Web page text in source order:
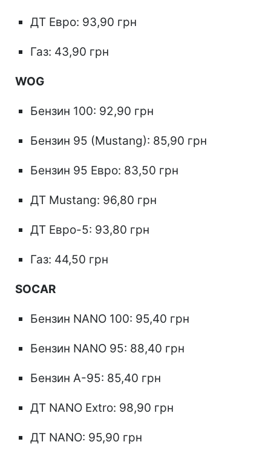
ДТ Евро: 93,90 грн
Газ: 43,90 грн
WOG
Бензин 100: 92,90 грн
Бензин 95 (Mustang): 85,90 грн
Бензин 95 Евро: 83,50 грн
ДТ Mustang: 96,80 грн
ДТ Евро-5: 93,80 грн
Газ: 44,50 грн
SOCAR
Бензин NANO 100: 95,40 грн
Бензин NANO 95: 88,40 грн
Бензин А-95: 85,40 грн
ДТ NANO Extro: 98,90 грн
ДТ NANO: 95,90 грн